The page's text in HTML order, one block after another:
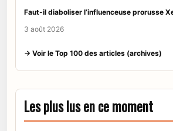
Faut-il diaboliser l’influenceuse prorusse
3 août 2026
→ Voir le Top 100 des articles (archives)
Les plus lus en ce moment